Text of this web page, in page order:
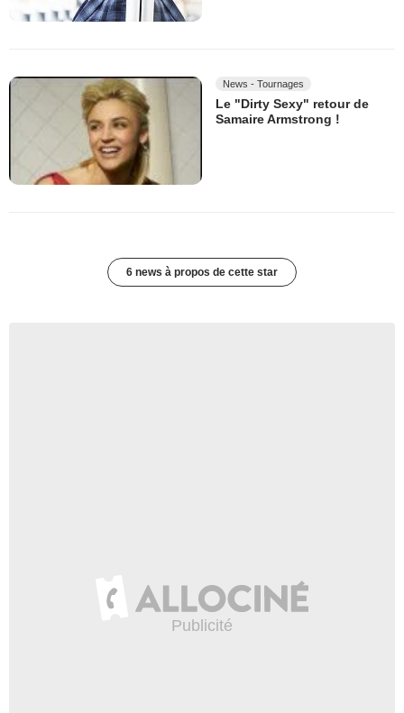
News - Tournages
Le "Dirty Sexy" retour de
Samaire Armstrong !
6 news à propos de cette star